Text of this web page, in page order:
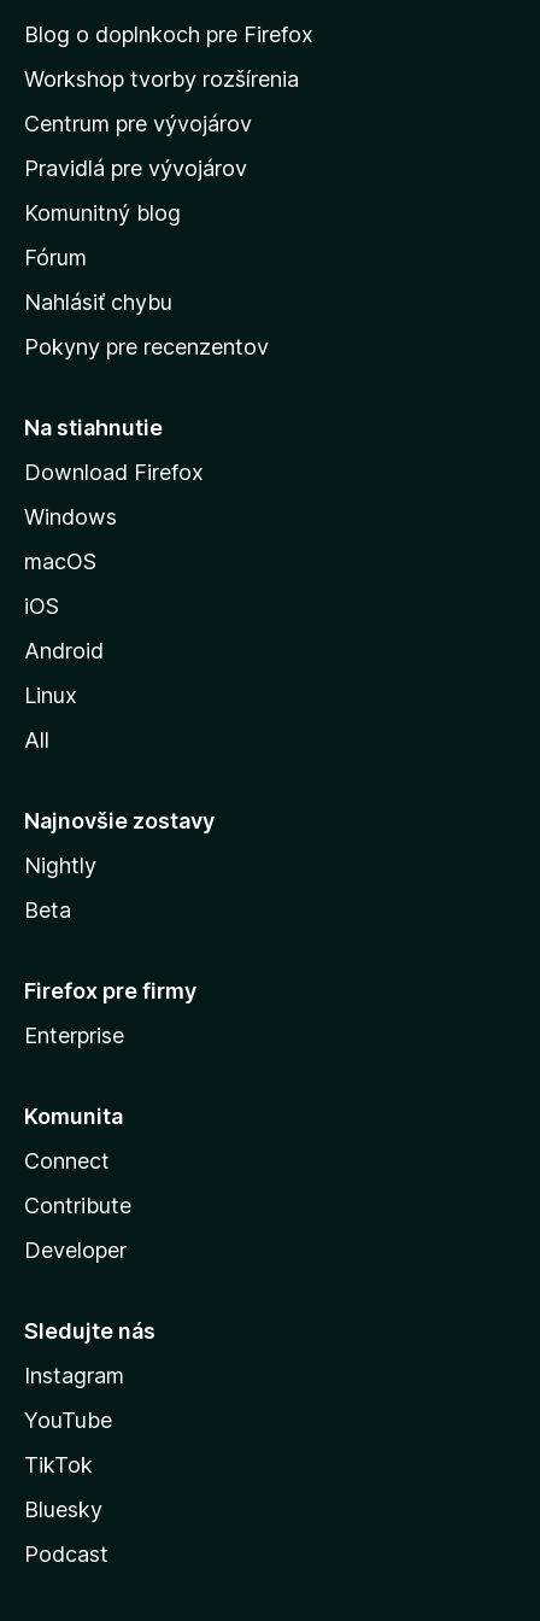
n
d
o
m
v
s
k
s
r
n
k
o
z
l
Blog o doplnkoch pre Firefox
Workshop tvorby rozšírenia
Centrum pre vývojárov
Pravidlá pre vývojárov
Komunitný blog
Fórum
Nahlásiť chybu
Pokyny pre recenzentov
Na stiahnutie
Download Firefox
Windows
macOS
iOS
Android
Linux
All
Najnovšie zostavy
Nightly
Beta
Firefox pre firmy
Enterprise
Komunita
Connect
Contribute
Developer
Sledujte nás
Instagram
YouTube
TikTok
Bluesky
Podcast